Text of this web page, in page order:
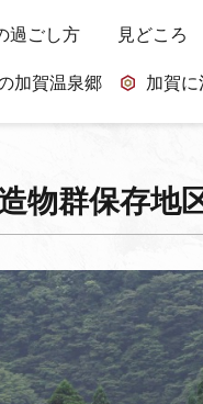
過ごし方 見どころ
加賀温泉郷 加賀に
物群保存地